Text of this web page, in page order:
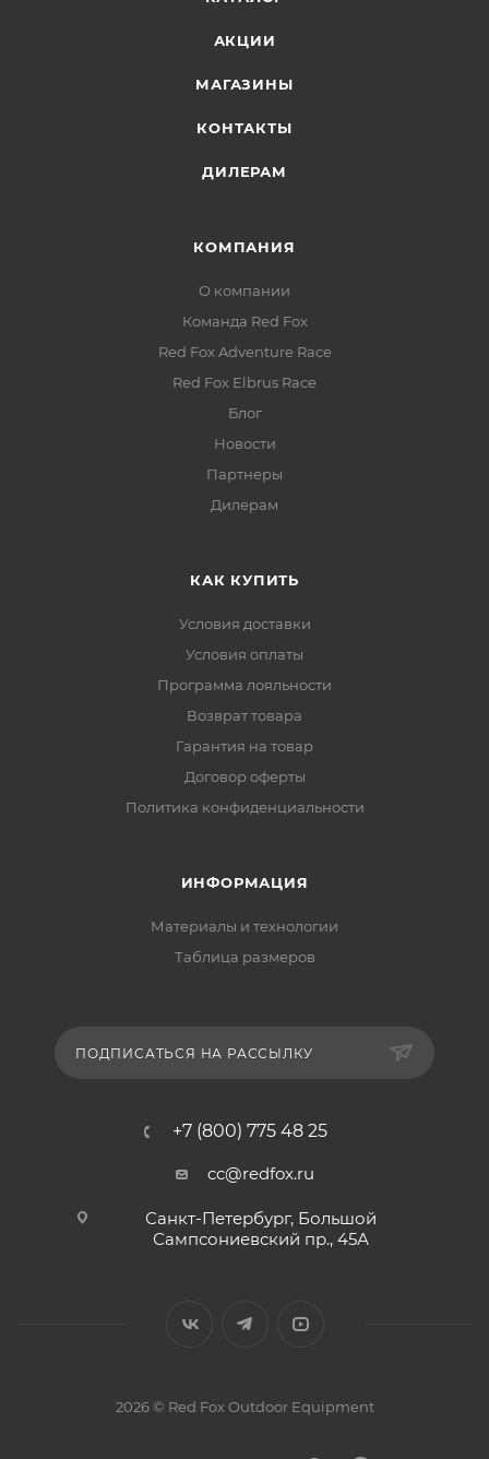
АКЦИИ
МАГАЗИНЫ
КОНТАКТЫ
ДИЛЕРАМ
КОМПАНИЯ
О компании
Команда Red Fox
Red Fox Adventure Race
Red Fox Elbrus Race
Блог
Новости
Партнеры
Дилерам
КАК КУПИТЬ
Условия доставки
Условия оплаты
Программа лояльности
Возврат товара
Гарантия на товар
Договор оферты
Политика конфиденциальности
ИНФОРМАЦИЯ
Материалы и технологии
Таблица размеров
ПОДПИСАТЬСЯ НА РАССЫЛКУ
+7 (800) 775 48 25
cc@redfox.ru
Санкт-Петербург, Большой
Сампсониевский пр., 45А
2026 © Red Fox Outdoor Equipment